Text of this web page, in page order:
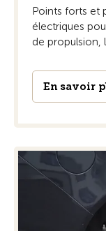
Points forts et
électriques
de propulsion,
En savoir